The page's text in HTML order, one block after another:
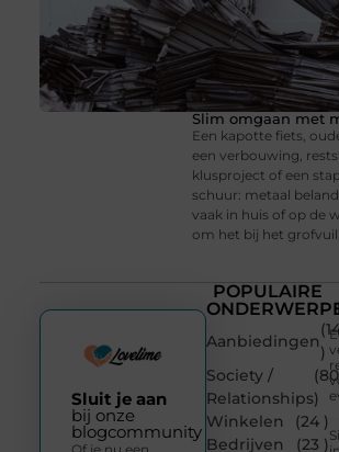
Slim omgaan met
Een kapotte fiets,
een verbouwing,
klusproject of een
schuur: metaal
vaak in huis of op de
om het bij het grofvuil
POPULAIRE
Aanbiedingen
)
Society /
Relationships
(80
)
Winkelen
(24 )
Bedrijven
(23 )
Sluit je aan
bij onze
blogcommunity